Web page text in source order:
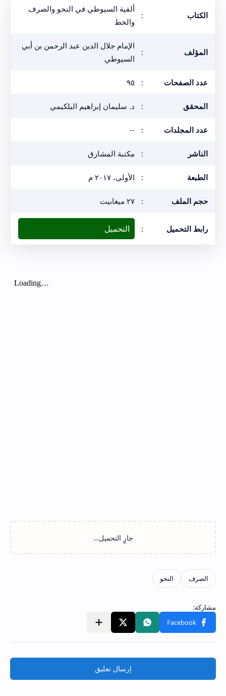
الكتاب :
ألفية السيوطي في النحو والصرف
والخط
المؤلف :
الإمام جلال الدين عبد الرحمن بن أبي
السيوطي
عدد الصفحات : ٩٥
المحقق : د. سليمان إبراهيم البلكيمي
عدد المجلدات :
--
الناشر : مكتبة المشارق
الطبعة : الأولى، ٢٠١٧ م
حجم الملف : ٢٧ ميغابيت
رابط التحميل : التحميل
إرسال تعليق